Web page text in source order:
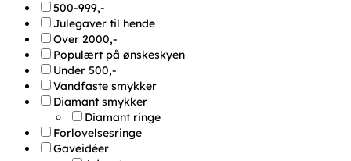
500-999,-
Julegaver til hende
Over 2000,-
Populært på ønskeskyen
Under 500,-
Vandfaste smykker
Diamant smykker
Diamant ringe
Forlovelsesringe
Gaveidéer